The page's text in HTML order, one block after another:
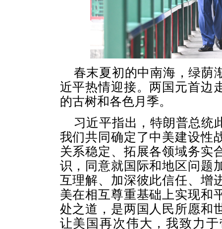
春末夏初的中南海，绿荫
近平热情迎接。两国元首边
的古树和各色月季。
习近平指出，特朗普总统
我们共同确定了中美建设性
关系稳定、拓展各领域务实
识，同意就国际和地区问题
互理解、加深彼此信任、增
美在相互尊重基础上实现和
处之道，是两国人民所愿和
让美国再次伟大，我致力